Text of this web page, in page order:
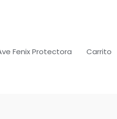
Fenix Protectora Carrito